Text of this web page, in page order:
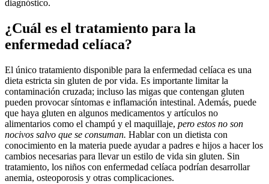
diagnóstico.
¿Cuál es el tratamiento para la
enfermedad celíaca?
El único tratamiento disponible para la enfermedad celíaca es una
dieta estricta sin gluten de por vida. Es importante limitar la
contaminación cruzada; incluso las migas que contengan gluten
pueden provocar síntomas e inflamación intestinal. Además, puede
que haya gluten en algunos medicamentos y artículos no
alimentarios como el champú y el maquillaje, pero estos no son
nocivos salvo que se consuman. Hablar con un dietista con
conocimiento en la materia puede ayudar a padres e hijos a hacer los
cambios necesarias para llevar un estilo de vida sin gluten. Sin
tratamiento, los niños con enfermedad celíaca podrían desarrollar
anemia, osteoporosis y otras complicaciones.